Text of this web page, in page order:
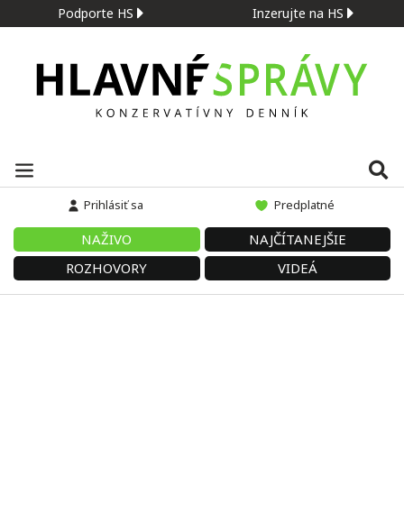
Podporte HS Inzerujte na HS
Prihlásiť sa Predplatné
NAŽIVO
NAJČÍTANEJŠIE
ROZHOVORY
VIDEÁ